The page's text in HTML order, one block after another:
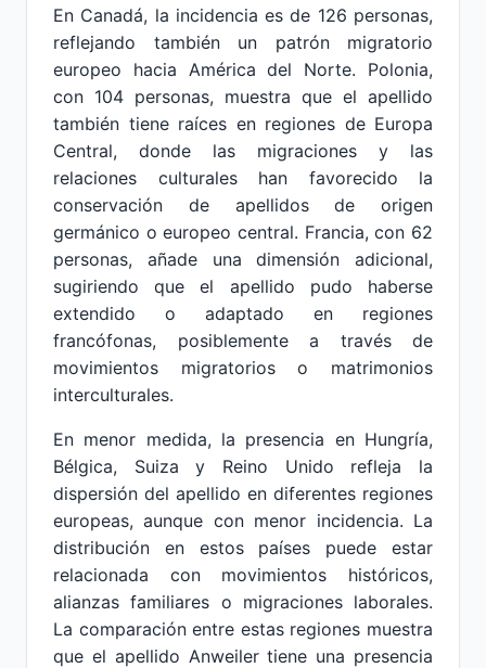
En Canadá, la incidencia es de 126 personas,
reflejando también un patrón migratorio
europeo hacia América del Norte. Polonia,
con 104 personas, muestra que el apellido
también tiene raíces en regiones de Europa
Central, donde las migraciones y las
relaciones culturales han favorecido la
conservación de apellidos de origen
germánico o europeo central. Francia, con 62
personas, añade una dimensión adicional,
sugiriendo que el apellido pudo haberse
extendido o adaptado en regiones
francófonas, posiblemente a través de
movimientos migratorios o matrimonios
interculturales.
En menor medida, la presencia en Hungría,
Bélgica, Suiza y Reino Unido refleja la
dispersión del apellido en diferentes regiones
europeas, aunque con menor incidencia. La
distribución en estos países puede estar
relacionada con movimientos históricos,
alianzas familiares o migraciones laborales.
La comparación entre estas regiones muestra
que el apellido Anweiler tiene una presencia